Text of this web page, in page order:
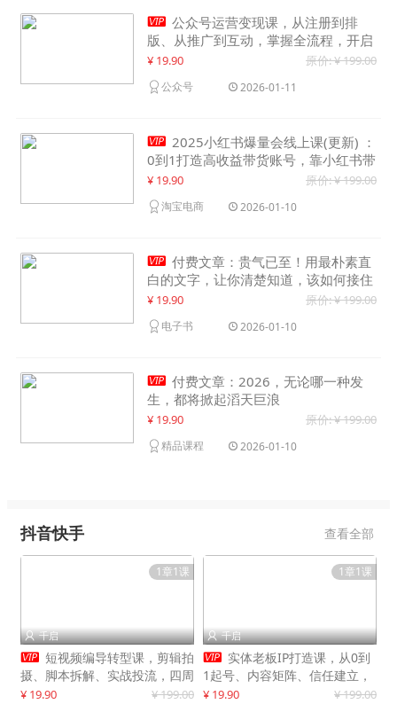
 公众号运营变现课，从注册到排
版、从推广到互动，掌握全流程，开启
个人品牌月入30000+
¥ 19.90 原价: ¥ 199.00
公众号 2026-01-11
 2025小红书爆量会线上课(更新) ：
0到1打造高收益带货账号，靠小红书带
货年入100w？机会来了！
¥ 19.90 原价: ¥ 199.00
淘宝电商 2026-01-10
 付费文章：贵气已至！用最朴素直
白的文字，让你清楚知道，该如何接住
这一次时代的泼天富贵
¥ 19.90 原价: ¥ 199.00
电子书 2026-01-10
 付费文章：2026，无论哪一种发
生，都将掀起滔天巨浪
¥ 19.90 原价: ¥ 199.00
精品课程 2026-01-10
抖音快手 查看全部
1章1课
 千启
 短视频编导转型课，剪辑拍
摄、脚本拆解、实战投流，四周
系统教学，快速入行月入2w+
¥ 19.90 ¥ 199.00
1章1课
 千启
 实体老板IP打造课，从0到
1起号、内容矩阵、信任建立，
打造门店IP，稳定获客增收
¥ 19.90 ¥ 199.00